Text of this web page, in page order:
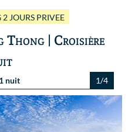
A PROPOS
NOS BATEAUX
Wassana VIP
Wassana 99
EXCURSIONS
ANG THONG
KOH TAO
GALERIE
Vidéos
CONTACT
JOURS PRIVEE
| Croisière
nuit 1/4